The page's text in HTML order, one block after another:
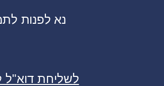
נא לפנות
לשליחת דוא"ל